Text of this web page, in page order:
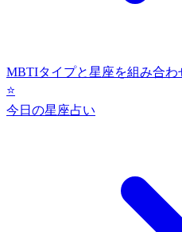
MBTIタイプと星座を組み合
⭐
今日の星座占い